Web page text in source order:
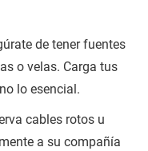
de tener fuentes
o velas. Carga tus
lo esencial.
cables rotos u
a su compañía